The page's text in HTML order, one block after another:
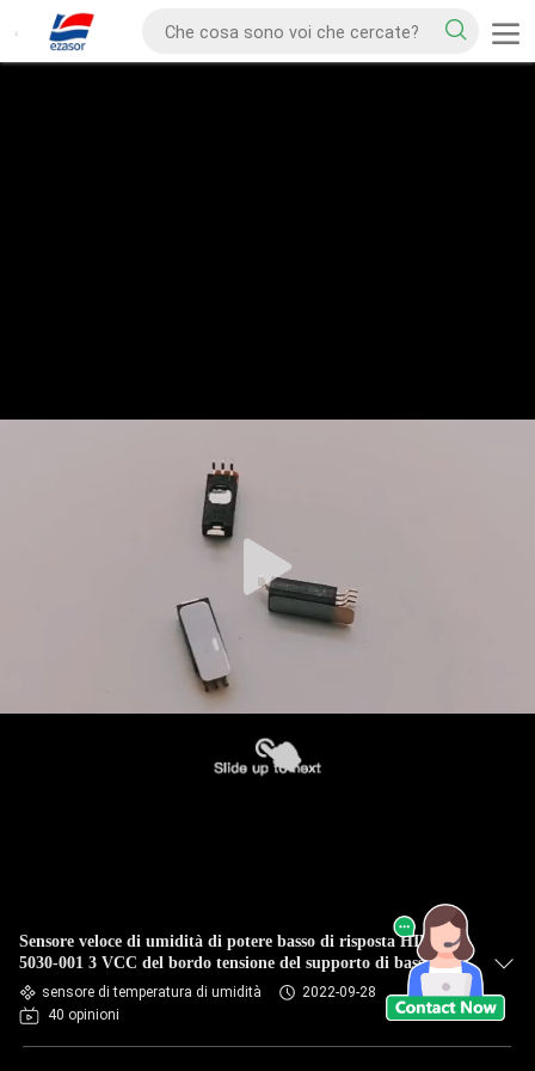
Sensore veloce di umidità di potere basso di risposta HIH-
5030-001 3 VCC del bordo tensione del supporto di bassa
sensore di temperatura di umidità
2022-09-28
40 opinioni